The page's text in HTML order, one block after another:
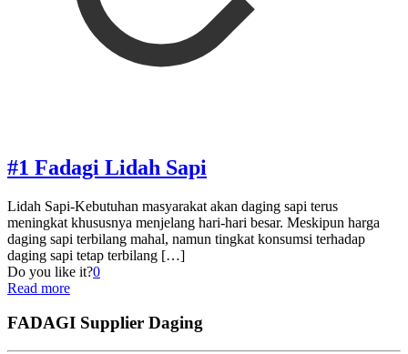
#1 Fadagi Lidah Sapi
Lidah Sapi-Kebutuhan masyarakat akan daging sapi terus
meningkat khususnya menjelang hari-hari besar. Meskipun harga
daging sapi terbilang mahal, namun tingkat konsumsi terhadap
daging sapi tetap terbilang […]
Do you like it?0
Read more
FADAGI Supplier Daging